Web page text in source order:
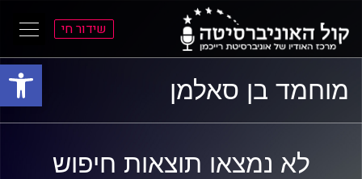
פתח
התפריט
הראשי
התוכן
הראשי
שידור חי
מוחמד בן סאלמן
לא נמצאו תוצאות חיפוש